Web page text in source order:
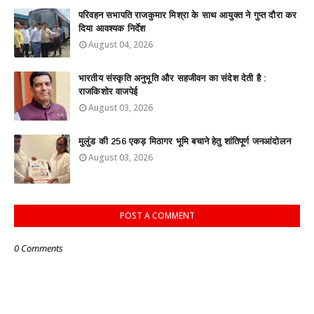
परिवहन सभापति राजकुमार मिश्रा के साथ आयुक्त ने गुप्त दौरा कर
दिया आवश्यक निर्देश
August 04, 2026
भारतीय संस्कृति अनुभूति और सहजीवन का संदेश देती है :
राजकिशोर वाजपेई
August 03, 2026
मुलुंड की 256 एकड़ मिठागर भूमि बचाने हेतु शांतिपूर्ण जनआंदोलन
August 03, 2026
POST A COMMENT
0 Comments